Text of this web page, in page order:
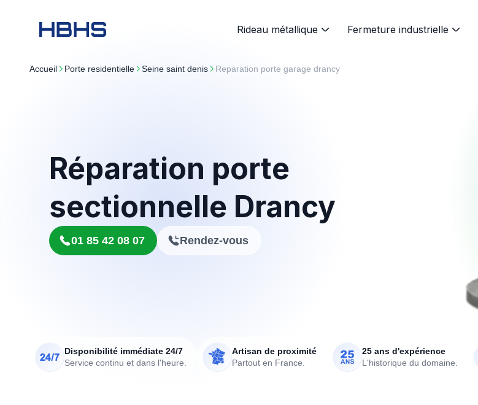
Rideau métallique Fermeture industrielle
Accueil porte residentielle seine saint denis Reparation porte garage drancy
Réparation porte
sectionnelle Drancy
01 85 42 08 07 Rendez-vous
Disponibilité immédiate 24/7
Service continu et dans l'heure.
Artisan de proximité
Partout en France.
25 ans d'expérience
L'historique du domaine.